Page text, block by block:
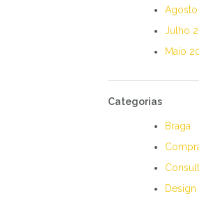
Agosto
Julho
Maio
Categorias
Braga